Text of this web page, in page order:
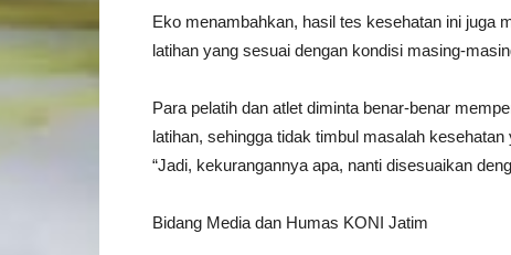
Eko menambahkan, hasil tes kesehatan ini juga
latihan yang sesuai dengan kondisi masing-
Para pelatih dan atlet diminta benar-benar
latihan, sehingga tidak timbul masalah
“Jadi, kekurangannya apa, nanti disesuaikan
Bidang Media dan Humas KONI Jatim